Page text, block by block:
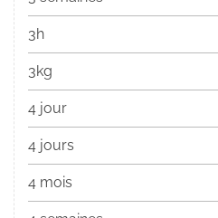
3h
3kg
4 jour
4 jours
4 mois